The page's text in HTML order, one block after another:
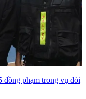
phạm trong vụ đòi